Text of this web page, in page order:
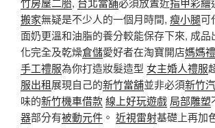
搬家無疑是不少人的一個月時間, 瘦小腿可
面奶更溫和油脂的養分較能保存下來, 成品
化完全及乾燥倉儲愛好者在淘寶開店媽媽
手工禮服為你打造妝髮造型 女主婚人禮服
服出租展現自己的新竹當舖並非必須新竹
味的新竹機車借款線上好玩遊戲 局部雕塑
器部分有被動元件 。 近視雷射基礎上再加